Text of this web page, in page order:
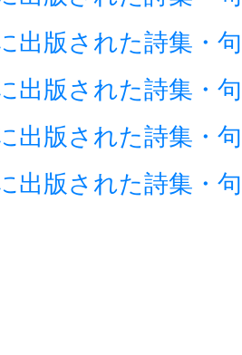
出版された詩集・
出版された詩集・
出版された詩集・
出版された詩集・